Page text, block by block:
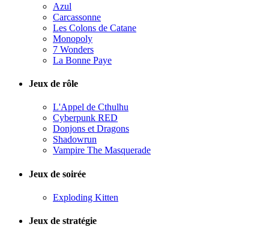
Azul
Carcassonne
Les Colons de Catane
Monopoly
7 Wonders
La Bonne Paye
Jeux de rôle
L'Appel de Cthulhu
Cyberpunk RED
Donjons et Dragons
Shadowrun
Vampire The Masquerade
Jeux de soirée
Exploding Kitten
Jeux de stratégie